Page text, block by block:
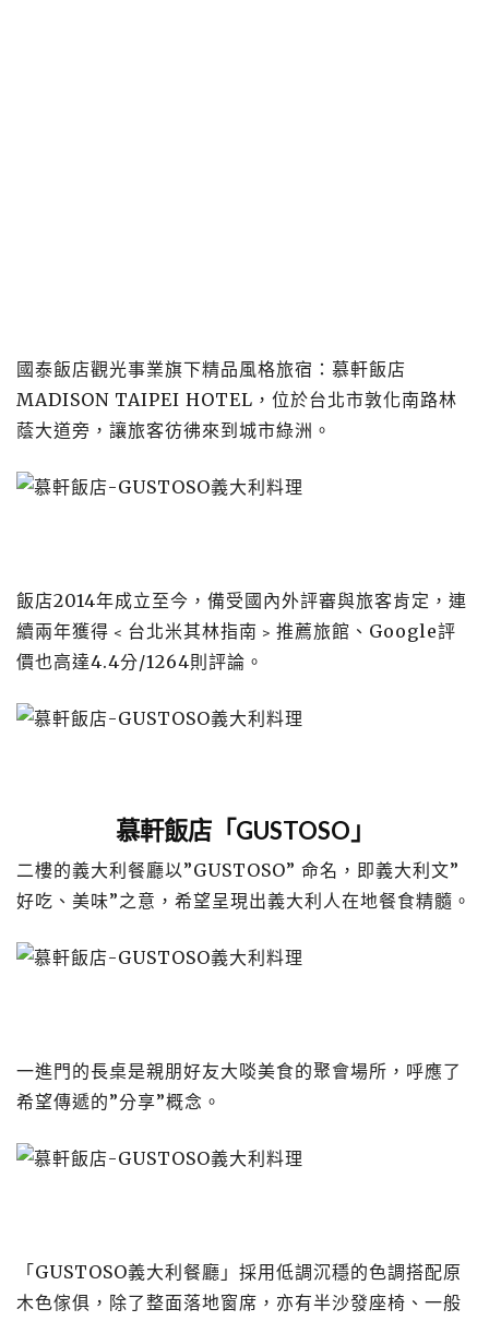
國泰飯店觀光事業旗下精品風格旅宿：慕軒飯店
MADISON TAIPEI HOTEL，位於台北市敦化南路林
蔭大道旁，讓旅客彷彿來到城市綠洲。
飯店2014年成立至今，備受國內外評審與旅客肯定，連
續兩年獲得﹤台北米其林指南﹥推薦旅館、Google評
價也高達4.4分/1264則評論。
慕軒飯店「GUSTOSO」
二樓的義大利餐廳以”GUSTOSO” 命名，即義大利文”
好吃、美味”之意，希望呈現出義大利人在地餐食精髓。
一進門的長桌是親朋好友大啖美食的聚會場所，呼應了
希望傳遞的”分享”概念。
「GUSTOSO義大利餐廳」採用低調沉穩的色調搭配原
木色傢俱，除了整面落地窗席，亦有半沙發座椅、一般